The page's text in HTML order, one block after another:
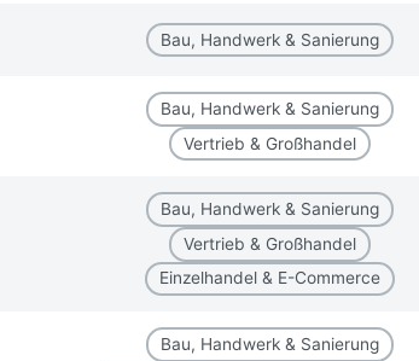
Bau, Handwerk & Sanierung
Bau, Handwerk & Sanierung
Vertrieb & Großhandel
Bau, Handwerk & Sanierung
Vertrieb & Großhandel
Einzelhandel & E-Commerce
Bau, Handwerk & Sanierung